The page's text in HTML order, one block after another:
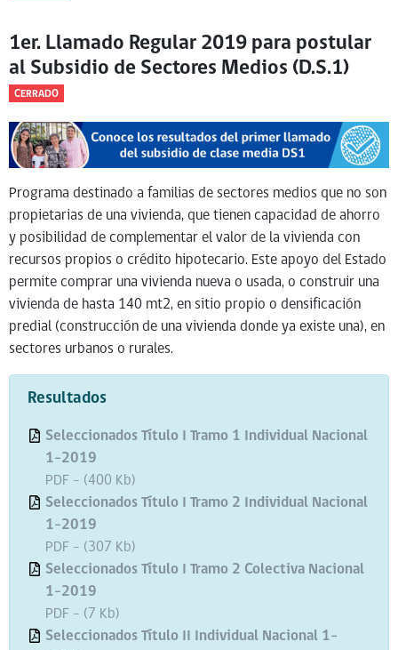
1er. Llamado Regular 2019 para postular
al Subsidio de Sectores Medios (D.S.1)
CERRADO
Programa destinado a familias de sectores medios que no son
propietarias de una vivienda, que tienen capacidad de ahorro
y posibilidad de complementar el valor de la vivienda con
recursos propios o crédito hipotecario. Este apoyo del Estado
permite comprar una vivienda nueva o usada, o construir una
vivienda de hasta 140 mt2, en sitio propio o densificación
predial (construcción de una vivienda donde ya existe una), en
sectores urbanos o rurales.
Resultados
Seleccionados Título I Tramo 1 Individual Nacional
1-2019
PDF - (400 Kb)
Seleccionados Título I Tramo 2 Individual Nacional
1-2019
PDF - (307 Kb)
Seleccionados Título I Tramo 2 Colectiva Nacional
1-2019
PDF - (7 Kb)
Seleccionados Título II Individual Nacional 1-